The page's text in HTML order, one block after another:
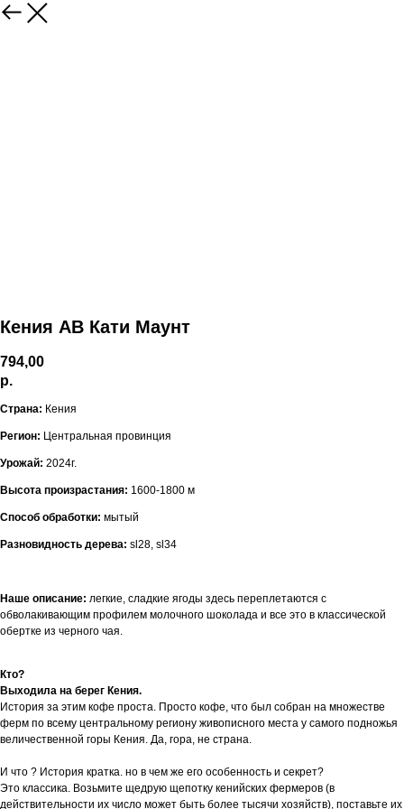
Кения AB Кати Маунт
794,00
р.
Страна: Кения
Регион: Центральная провинция
Урожай: 2024г.
Высота произрастания: 1600-1800 м
Способ обработки: мытый
Разновидность дерева: sl28, sl34
Наше описание: легкие, сладкие ягоды здесь переплетаются с
обволакивающим профилем молочного шоколада и все это в классической
обертке из черного чая.
Кто?
Выходила на берег Кения.
История за этим кофе проста. Просто кофе, что был собран на множестве
ферм по всему центральному региону живописного места у самого подножья
величественной горы Кения. Да, гора, не страна.
И что ? История кратка. но в чем же его особенность и секрет?
Это классика. Возьмите щедрую щепотку кенийских фермеров (в
действительности их число может быть более тысячи хозяйств), поставьте их